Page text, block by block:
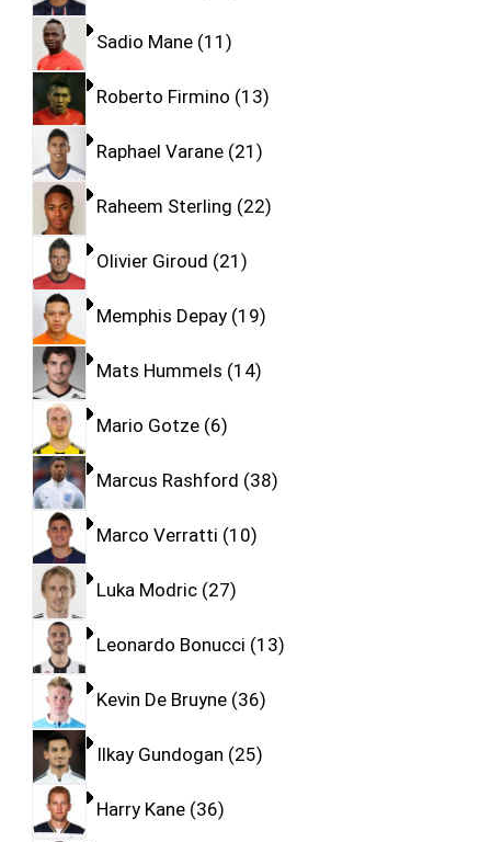
Sadio Mane 11
Roberto Firmino 13
Raphael Varane 21
Raheem Sterling 22
Olivier Giroud 21
Memphis Depay 19
Mats Hummels 14
Mario Gotze 6
Marcus Rashford 38
Marco Verratti 10
Luka Modric 27
Leonardo Bonucci 13
Kevin De Bruyne 36
Ilkay Gundogan 25
Harry Kane 36